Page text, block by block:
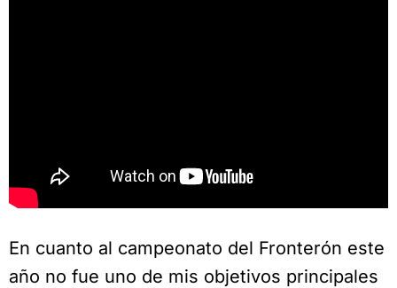
En cuanto al campeonato del Fronterón este
año no fue uno de mis objetivos principales